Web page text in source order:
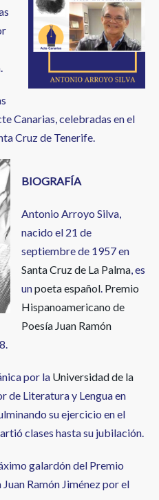
Canarias, celebradas en el
Cruz de Tenerife.
BIOGRAFÍA
Antonio Arroyo Silva,
nacido el 21 de
septiembre de 1957 en
Santa Cruz de La Palma, es
unpoetaespañol. Premio
Hispanoamericano de
Poesía Juan Ramón
por la Universidad de la
de Literatura y Lengua en
su ejercicio en el
clases hasta su jubilación.
galardón del Premio
Ramón Jiménez por el